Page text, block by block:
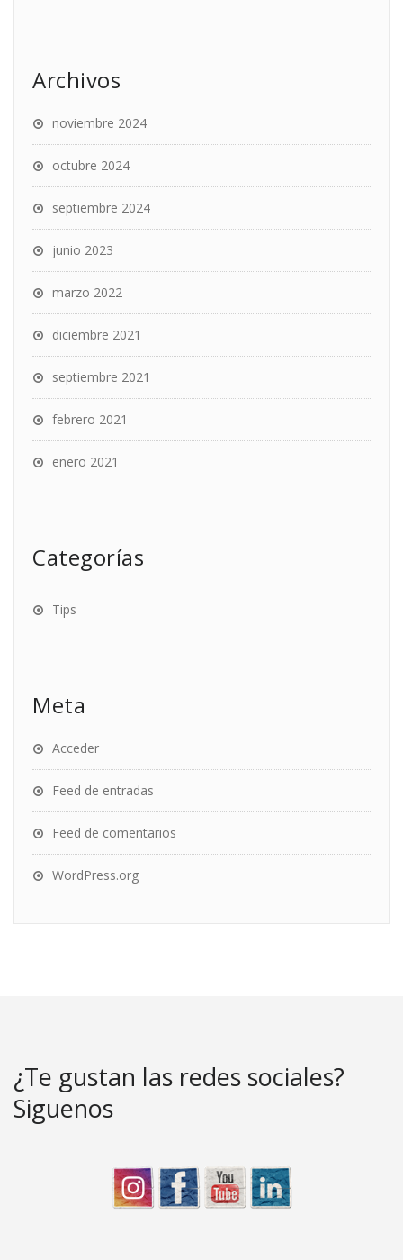
Archivos
noviembre 2024
octubre 2024
septiembre 2024
junio 2023
marzo 2022
diciembre 2021
septiembre 2021
febrero 2021
enero 2021
Categorías
Tips
Meta
Acceder
Feed de entradas
Feed de comentarios
WordPress.org
¿Te gustan las redes sociales?
Siguenos